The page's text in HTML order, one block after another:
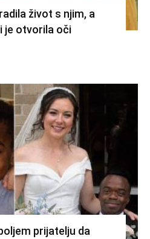
život s njim, a
je otvorila oči
prijatelju da